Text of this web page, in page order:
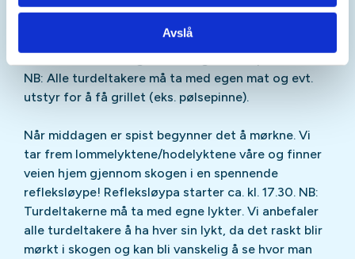
Avslå
Fremme ved Lintjern er bålet klart for grilling og vi
NB: Alle turdeltakere må ta med egen mat og evt.
utstyr for å få grillet (eks. pølsepinne).
Når middagen er spist begynner det å mørkne. Vi
tar frem lommelyktene/hodelyktene våre og finner
veien hjem gjennom skogen i en spennende
refleksløype! Refleksløypa starter ca. kl. 17.30. NB:
Turdeltakerne må ta med egne lykter. Vi anbefaler
alle turdeltakere å ha hver sin lykt, da det raskt blir
mørkt i skogen og kan bli vanskelig å se hvor man